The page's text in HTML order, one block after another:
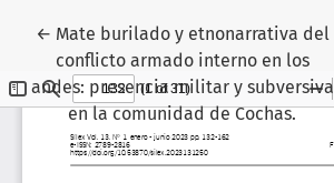
← Volver a los detalles del artículo
Mate burilado y etnonarrativa del
conflicto armado interno en los
andes: presencia militar y subversiva
en la comunidad de Cochas.